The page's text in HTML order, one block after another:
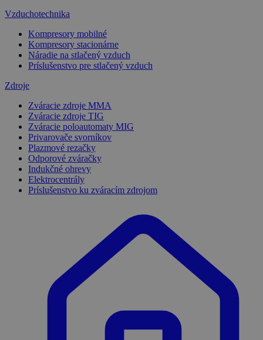
Vzduchotechnika
Kompresory mobilné
Kompresory stacionárne
Náradie na stlačený vzduch
Príslušenstvo pre stlačený vzduch
Zdroje
Zváracie zdroje MMA
Zváracie zdroje TIG
Zváracie poloautomaty MIG
Privarovače svorníkov
Plazmové rezačky
Odporové zváračky
Indukčné ohrevy
Elektrocentrály
Príslušenstvo ku zváracím zdrojom